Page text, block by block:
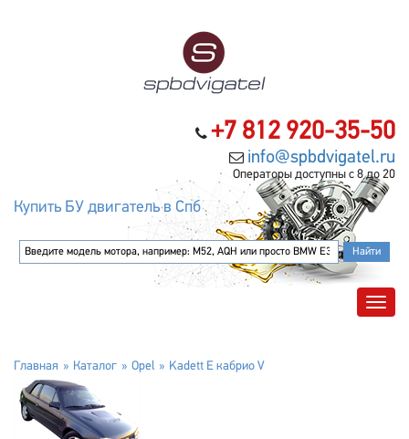
+7 812 920-35-50
info@spbdvigatel.ru
Операторы доступны с 8 до 20
Купить БУ двигатель в Спб
Главная Каталог Opel Kadett E кабрио V